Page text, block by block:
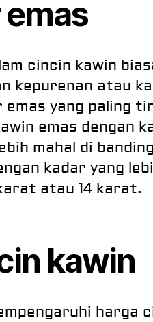
cincin kawin
kepurenan atau
emas yang paling
emas dengan
mahal di
kadar yang
atau 14 karat.
kawin
harga